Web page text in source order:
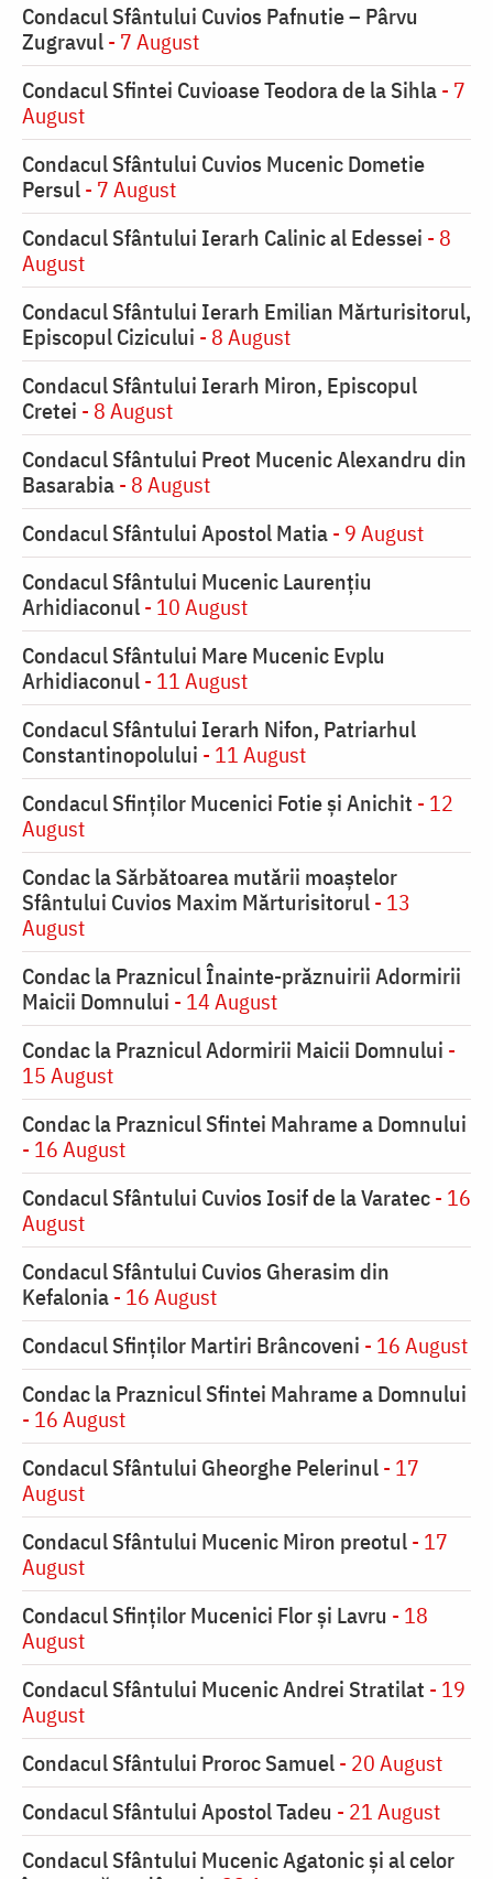
Condacul Sfântului Cuvios Pafnutie – Pârvu
Zugravul- 7 August
Condacul Sfintei Cuvioase Teodora de la Sihla- 7
August
Condacul Sfântului Cuvios Mucenic Dometie
Persul- 7 August
Condacul Sfântului Ierarh Calinic al Edessei - 8
August
Condacul Sfântului Ierarh Emilian Mărturisitorul,
Episcopul Cizicului - 8 August
Condacul Sfântului Ierarh Miron, Episcopul
Cretei - 8 August
Condacul Sfântului Preot Mucenic Alexandru din
Basarabia- 8 August
Condacul Sfântului Apostol Matia- 9 August
Condacul Sfântului Mucenic Laurențiu
Arhidiaconul- 10 August
Condacul Sfântului Mare Mucenic Evplu
Arhidiaconul- 11 August
Condacul Sfântului Ierarh Nifon, Patriarhul
Constantinopolului - 11 August
Condacul Sfinţilor Mucenici Fotie şi Anichit - 12
August
Condac la Sărbătoarea mutării moaştelor
Sfântului Cuvios Maxim Mărturisitorul- 13
August
Condac la Praznicul Înainte-prăznuirii Adormirii
Maicii Domnului - 14 August
Condac la Praznicul Adormirii Maicii Domnului -
15 August
Condac la Praznicul Sfintei Mahrame a Domnului
- 16 August
Condacul Sfântului Cuvios Iosif de la Varatec- 16
August
Condacul Sfântului Cuvios Gherasim din
Kefalonia- 16 August
Condacul Sfinților Martiri Brâncoveni - 16 August
Condac la Praznicul Sfintei Mahrame a Domnului
- 16 August
Condacul Sfântului Gheorghe Pelerinul- 17
August
Condacul Sfântului Mucenic Miron preotul- 17
August
Condacul Sfinţilor Mucenici Flor şi Lavru - 18
August
Condacul Sfântului Mucenic Andrei Stratilat - 19
August
Condacul Sfântului Proroc Samuel- 20 August
Condacul Sfântului Apostol Tadeu - 21 August
Condacul Sfântului Mucenic Agatonic şi al celor